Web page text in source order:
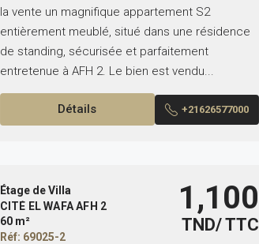
la vente un magnifique appartement S2
entièrement meublé, situé dans une résidence
de standing, sécurisée et parfaitement
entretenue à AFH 2. Le bien est vendu...
Détails +21626577000
Étage de Villa
CITÉ EL WAFA AFH 2
60 m²
Réf: 69025-2
1,100
TND/ TTC